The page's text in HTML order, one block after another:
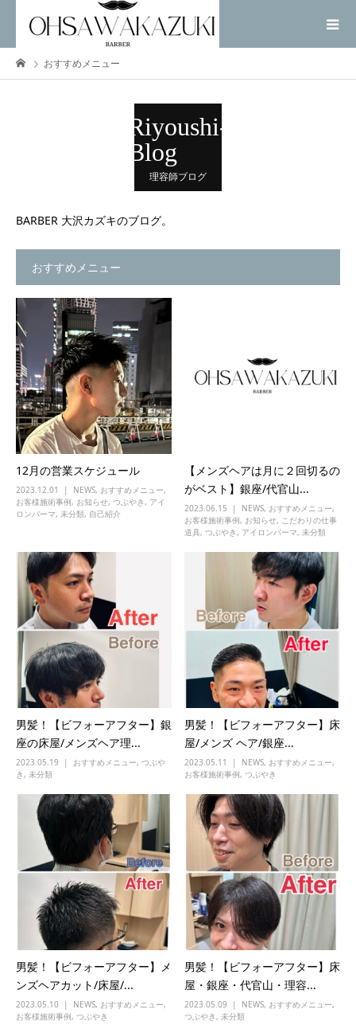
おすすめメニュー
Riyoushi-
Blog
理容師ブログ
BARBER 大沢カズキのブログ。
おすすめメニュー
12月の営業スケジュール
2023.12.01 NEWS, おすすめメニュー,
お客様施術事例, お知らせ, つぶやき, アイ
ロンパーマ, 未分類, 自己紹介
【メンズヘアは月に２回切るの
がベスト】銀座/代官山...
2023.06.15 NEWS, おすすめメニュー,
お客様施術事例, お知らせ, こだわりの仕事
道具, つぶやき, アイロンパーマ, 未分類
男髪！【ビフォーアフター】銀
座の床屋/メンズヘア理...
2023.05.19 おすすめメニュー, つぶや
き, 未分類
男髪！【ビフォーアフター】床
屋/メンズ ヘア/銀座...
2023.05.11 NEWS, おすすめメニュー,
お客様施術事例, つぶやき
男髪！【ビフォーアフター】メ
ンズヘアカット/床屋/...
2023.05.10 NEWS, おすすめメニュー,
お客様施術事例, つぶやき
男髪！【ビフォーアフター】床
屋・銀座・代官山・理容...
2023.05.09 NEWS, おすすめメニュー,
つぶやき, 未分類